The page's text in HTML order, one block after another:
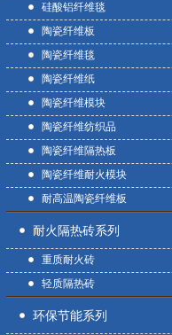
硅酸铝纤维毯
陶瓷纤维板
陶瓷纤维毯
陶瓷纤维纸
陶瓷纤维模块
陶瓷纤维纺织品
陶瓷纤维隔热板
陶瓷纤维耐火模块
耐高温陶瓷纤维板
耐火隔热砖系列
重质耐火砖
轻质隔热砖
环保节能系列